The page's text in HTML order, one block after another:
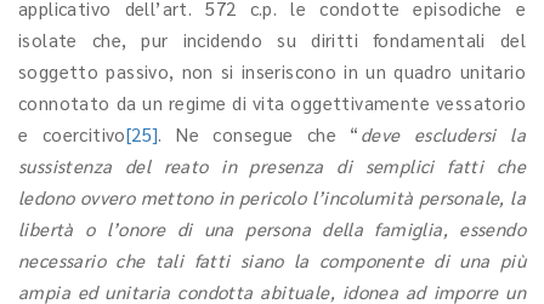
applicativo dell’art. 572 c.p. le condotte episodiche e
isolate che, pur incidendo su diritti fondamentali del
soggetto passivo, non si inseriscono in un quadro unitario
connotato da un regime di vita oggettivamente vessatorio
e coercitivo[25]. Ne consegue che “ deve escludersi la
sussistenza del reato in presenza di semplici fatti che
ledono ovvero mettono in pericolo l’incolumità personale, la
libertà o l’onore di una persona della famiglia, essendo
necessario che tali fatti siano la componente di una più
ampia ed unitaria condotta abituale, idonea ad imporre un